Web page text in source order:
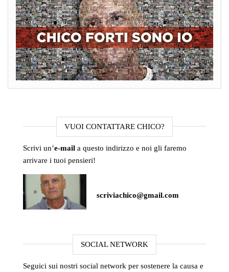
VUOI CONTATTARE CHICO?
Scrivi un’e-mail a questo indirizzo e noi gli faremo
arrivare i tuoi pensieri!
scriviachico@gmail.com
SOCIAL NETWORK
Seguici sui nostri social network per sostenere la causa e